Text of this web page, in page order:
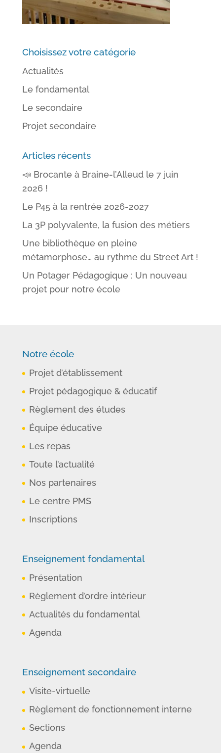
Choisissez votre catégorie
Actualités
Le fondamental
Le secondaire
Projet secondaire
Articles récents
📣 Brocante à Braine-l’Alleud le 7 juin
2026 !
Le P45 à la rentrée 2026-2027
La 3P polyvalente, la fusion des métiers
Une bibliothèque en pleine
métamorphose… au rythme du Street Art !
Un Potager Pédagogique : Un nouveau
projet pour notre école
Notre école
Projet d’établissement
Projet pédagogique & éducatif
Règlement des études
Équipe éducative
Les repas
Toute l’actualité
Nos partenaires
Le centre PMS
Inscriptions
Enseignement fondamental
Présentation
Règlement d’ordre intérieur
Actualités du fondamental
Agenda
Enseignement secondaire
Visite-virtuelle
Règlement de fonctionnement interne
Sections
Agenda